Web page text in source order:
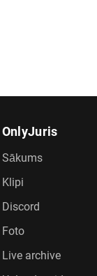
OnlyJuris
Sākums
Klipi
Discord
Foto
Live archive